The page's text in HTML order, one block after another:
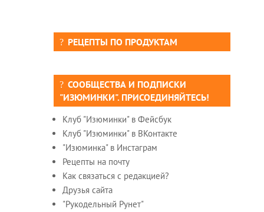
РЕЦЕПТЫ ПО ПРОДУКТАМ
СООБЩЕСТВА И ПОДПИСКИ
"ИЗЮМИНКИ". ПРИСОЕДИНЯЙТЕСЬ!
Клуб "Изюминки" в Фейсбук
Клуб "Изюминки" в ВКонтакте
"Изюминка" в Инстаграм
Рецепты на почту
Как связаться с редакцией?
Друзья сайта
"Рукодельный Рунет"